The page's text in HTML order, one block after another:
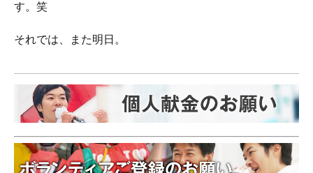
す。笑
それでは、また明日。